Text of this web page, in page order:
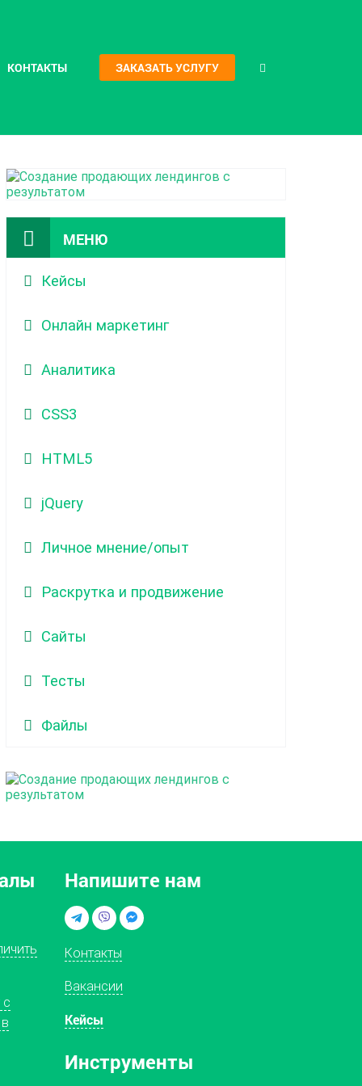
КОНТАКТЫ ЗАКАЗАТЬ УСЛУГУ
МЕНЮ
Кейсы
Онлайн маркетинг
Аналитика
CSS3
HTML5
jQuery
Личное мнение/опыт
Раскрутка и продвижение
Сайты
Тесты
Файлы
с
Напишите нам
Контакты
Вакансии
Кейсы
Инструменты